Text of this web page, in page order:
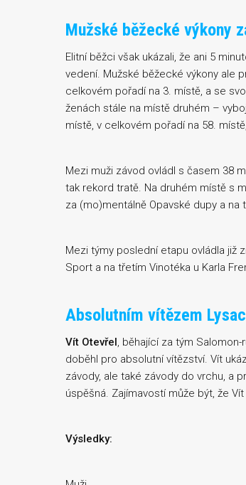
Mužské běžecké výkony
Elitní běžci však ukázali, že ani 5
vedení. Mužské běžecké výkony ale
celkovém pořadí na 3. místě, a se
ženách stále na místě druhém –
místě, v celkovém pořadí na 58.
Mezi muži závod ovládl s časem 38
tak rekord tratě. Na druhém místě s
za (mo)mentálně Opavské dupy a
Mezi týmy poslední etapu ovládla již
Sport a na třetím Vinotéka u Karla
Absolutním vítězem
Vít Otevřel, běhající za tým
doběhl pro absolutní vítězství. Vít
závody, ale také závody do vrchu, a
úspěšná. Zajímavostí může být, že
Výsledky: